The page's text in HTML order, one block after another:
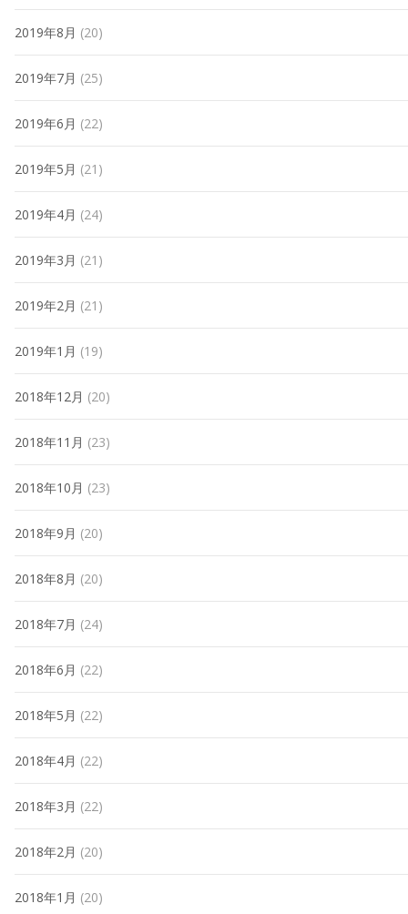
2019年8月 (20)
2019年7月 (25)
2019年6月 (22)
2019年5月 (21)
2019年4月 (24)
2019年3月 (21)
2019年2月 (21)
2019年1月 (19)
2018年12月 (20)
2018年11月 (23)
2018年10月 (23)
2018年9月 (20)
2018年8月 (20)
2018年7月 (24)
2018年6月 (22)
2018年5月 (22)
2018年4月 (22)
2018年3月 (22)
2018年2月 (20)
2018年1月 (20)